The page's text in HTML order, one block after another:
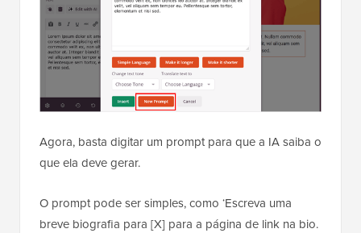
Agora, basta digitar um prompt para que a IA saiba o
que ela deve gerar.
O prompt pode ser simples, como ‘Escreva uma
breve biografia para [X] para a página de link na bio.